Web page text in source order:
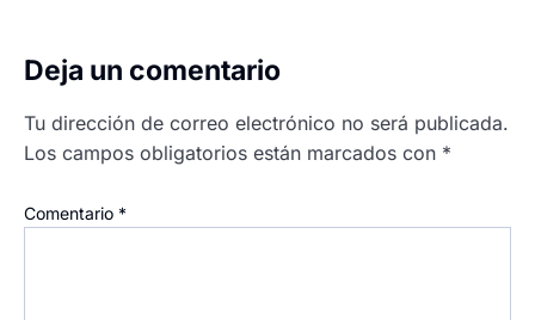
Deja un comentario
Tu dirección de correo electrónico no será publicada.
Los campos obligatorios están marcados con *
Comentario *